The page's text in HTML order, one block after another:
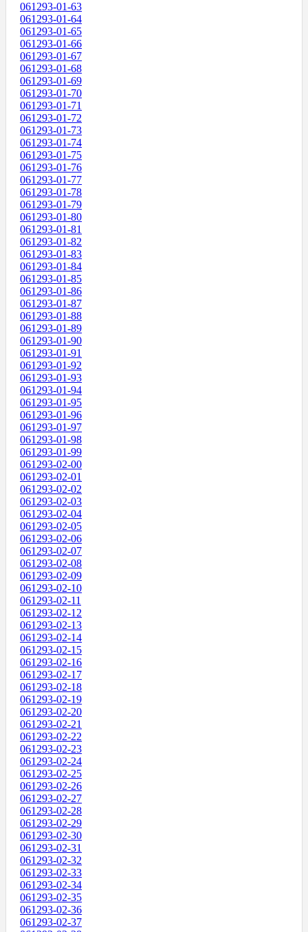
061293-01-63
061293-01-64
061293-01-65
061293-01-66
061293-01-67
061293-01-68
061293-01-69
061293-01-70
061293-01-71
061293-01-72
061293-01-73
061293-01-74
061293-01-75
061293-01-76
061293-01-77
061293-01-78
061293-01-79
061293-01-80
061293-01-81
061293-01-82
061293-01-83
061293-01-84
061293-01-85
061293-01-86
061293-01-87
061293-01-88
061293-01-89
061293-01-90
061293-01-91
061293-01-92
061293-01-93
061293-01-94
061293-01-95
061293-01-96
061293-01-97
061293-01-98
061293-01-99
061293-02-00
061293-02-01
061293-02-02
061293-02-03
061293-02-04
061293-02-05
061293-02-06
061293-02-07
061293-02-08
061293-02-09
061293-02-10
061293-02-11
061293-02-12
061293-02-13
061293-02-14
061293-02-15
061293-02-16
061293-02-17
061293-02-18
061293-02-19
061293-02-20
061293-02-21
061293-02-22
061293-02-23
061293-02-24
061293-02-25
061293-02-26
061293-02-27
061293-02-28
061293-02-29
061293-02-30
061293-02-31
061293-02-32
061293-02-33
061293-02-34
061293-02-35
061293-02-36
061293-02-37